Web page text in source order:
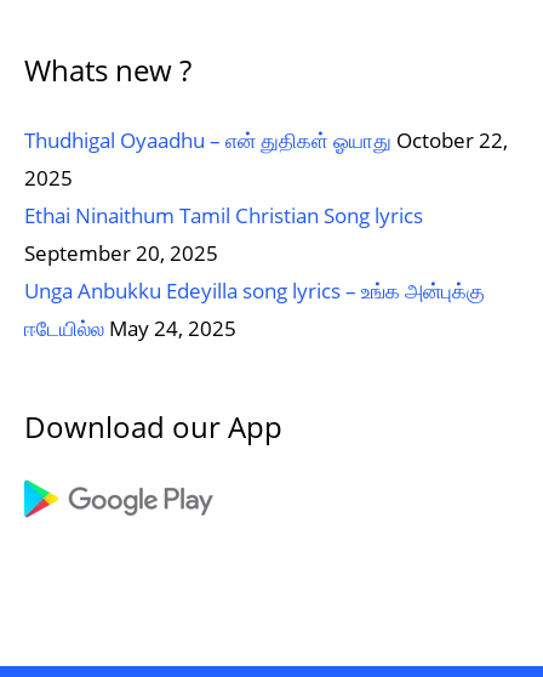
Whats new ?
Thudhigal Oyaadhu – என் துதிகள் ஓயாது October 22,
2025
Ethai Ninaithum Tamil Christian Song lyrics
September 20, 2025
Unga Anbukku Edeyilla song lyrics – உங்க அன்புக்கு
ஈடேயில்ல May 24, 2025
Download our App